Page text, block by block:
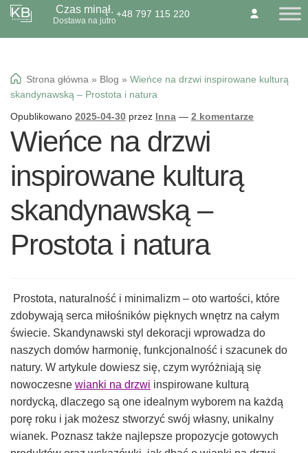
O NAS
Przejdź
do
Przejdź
do
Czas minął.
Dostawa na jutro
+48 797 115 220
Dzień Babci 21.01
Kwiaty
Wiązanki pogrzebowe
Strona główna » Blog » Wieńce na drzwi inspirowane kulturą
skandynawską – Prostota i natura
Opublikowano 2025-04-30 przez Inna — 2 komentarze
Wieńce na drzwi
inspirowane kulturą
skandynawską –
Prostota i natura
Prostota, naturalność i minimalizm – oto wartości, które
zdobywają serca miłośników pięknych wnętrz na całym
świecie. Skandynawski styl dekoracji wprowadza do
naszych domów harmonię, funkcjonalność i szacunek do
natury. W artykule dowiesz się, czym wyróżniają się
nowoczesne wianki na drzwi inspirowane kulturą
nordycką, dlaczego są one idealnym wyborem na każdą
porę roku i jak możesz stworzyć swój własny, unikalny
wianek. Poznasz także najlepsze propozycje gotowych